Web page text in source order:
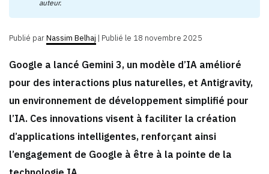
auteur.
Publié parNassim Belhaj | Publié le 18 novembre 2025
Google a lancé Gemini 3, un modèle d’IA amélioré
pour des interactions plus naturelles, et Antigravity,
un environnement de développement simplifié pour
l’IA. Ces innovations visent à faciliter la création
d’applications intelligentes, renforçant ainsi
l’engagement de Google à être à la pointe de la